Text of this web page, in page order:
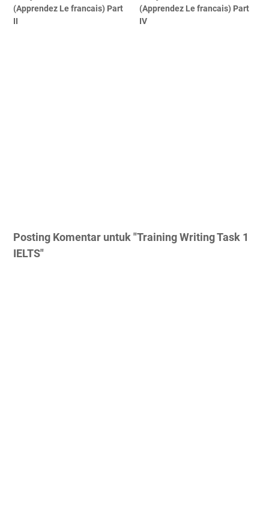
(Apprendez Le francais) Part
II
(Apprendez Le francais) Part
IV
Posting Komentar untuk "Training Writing Task 1
IELTS"